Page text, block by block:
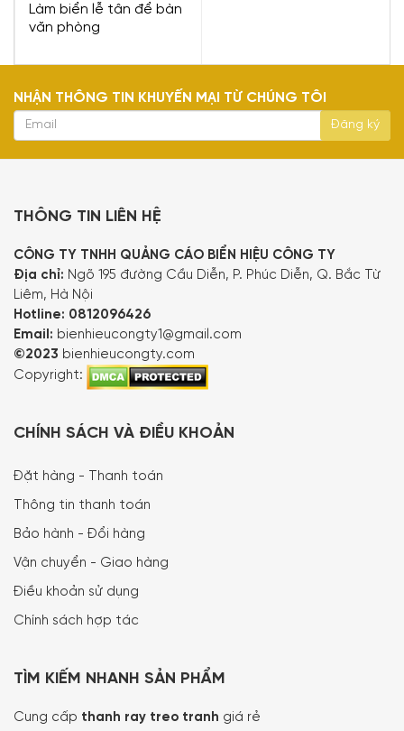
Làm biển lễ tân để bàn
văn phòng
NHẬN THÔNG TIN KHUYẾN MẠI TỪ CHÚNG TÔI
THÔNG TIN LIÊN HỆ
CÔNG TY TNHH QUẢNG CÁO BIỂN HIỆU CÔNG TY
Địa chỉ: Ngõ 195 đường Cầu Diễn, P. Phúc Diễn, Q. Bắc Từ
Liêm, Hà Nội
Hotline: 0812096426
Email: bienhieucongty1@gmail.com
©2023 bienhieucongty.com
Copyright:
CHÍNH SÁCH VÀ ĐIỀU KHOẢN
Đặt hàng - Thanh toán
Thông tin thanh toán
Bảo hành - Đổi hàng
Vận chuyển - Giao hàng
Điều khoản sử dụng
Chính sách hợp tác
TÌM KIẾM NHANH SẢN PHẨM
Cung cấp thanh ray treo tranh giá rẻ